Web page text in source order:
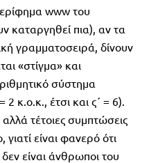
www του
καταργηθεί πια), αν τα
γραμματοσειρά, δίνουν
«στίγμα» και
σύστημα
κ.ο.κ., έτσι και ς΄ = 6).
τέτοιες συμπτώσεις
είναι φανερό ότι
είναι άνθρωποι του